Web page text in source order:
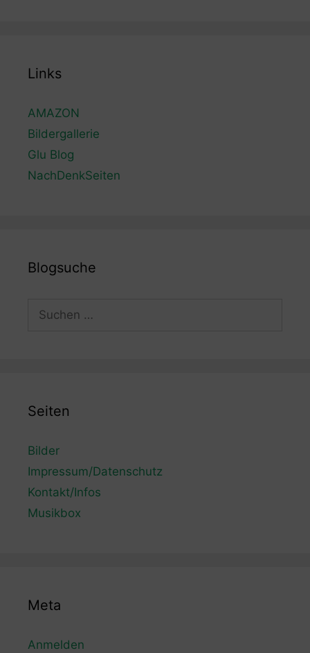
Links
AMAZON
Bildergallerie
Glu Blog
NachDenkSeiten
Blogsuche
Seiten
Bilder
Impressum/Datenschutz
Kontakt/Infos
Musikbox
Meta
Anmelden